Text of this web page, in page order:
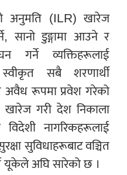
अनुमति (ILR) खारेज
सानो डुङ्गामा आउने र
गर्ने व्यक्तिहरूलाई
सबै शरणार्थी
अवैध रूपमा प्रवेश गरेको
गरी देश निकाला
नागरिकहरूलाई
सुविधाहरूबाट वञ्चित
यूकेले अघि सारेको छ ।